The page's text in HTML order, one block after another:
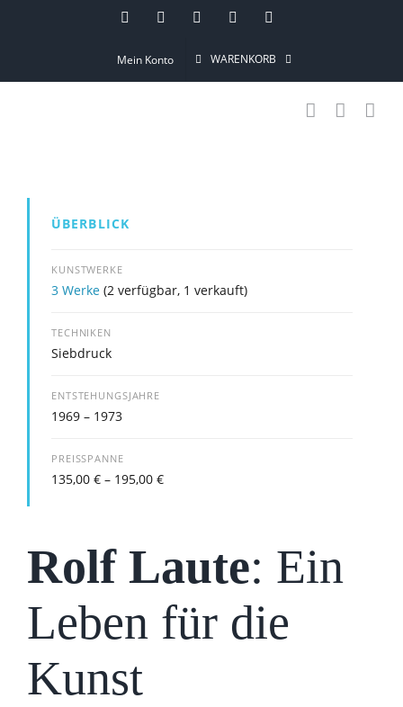
InstagramPinterestFacebookYouTube
Mein Konto WARENKORB
ÜBERBLICK
KUNSTWERKE
3 Werke (2 verfügbar, 1 verkauft)
TECHNIKEN
Siebdruck
ENTSTEHUNGSJAHRE
1969 – 1973
PREISSPANNE
135,00 € – 195,00 €
Rolf Laute: Ein
Leben für die
Kunst